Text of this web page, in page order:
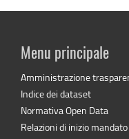
Menu principale
Amministrazione
Indice dei dataset
Normativa Open Data
Relazioni di inizio